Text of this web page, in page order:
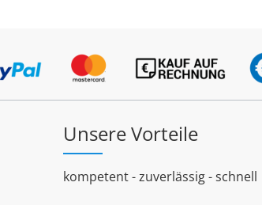
Unsere Vorteile
kompetent - zuverlässig - schnell